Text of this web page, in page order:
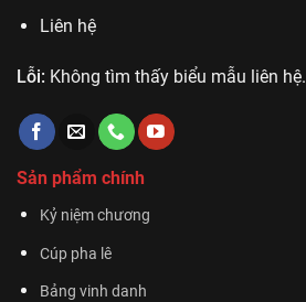
Liên hệ
Lỗi: Không tìm thấy biểu mẫu liên hệ.
Sản phẩm chính
Kỷ niệm chương
Cúp pha lê
Bảng vinh danh